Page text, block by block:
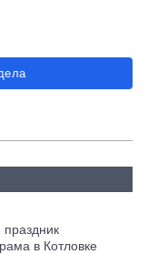
в Котловке